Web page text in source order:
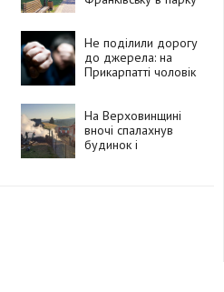
книгообмін
Не поділили дорогу
до джерела: на
Прикарпатті чоловік
На Верховинщині
вночі спалахнув
будинок і